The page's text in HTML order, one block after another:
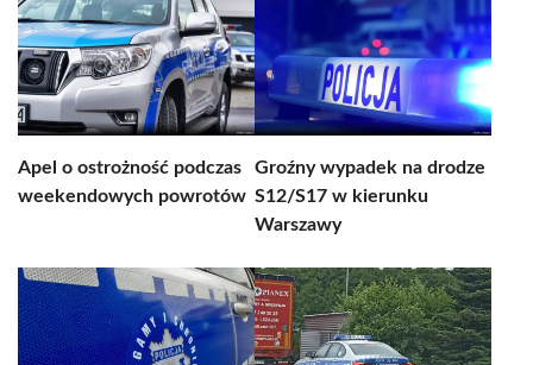
Apel o ostrożność podczas
weekendowych powrotów
Groźny wypadek na drodze
S12/S17 w kierunku
Warszawy